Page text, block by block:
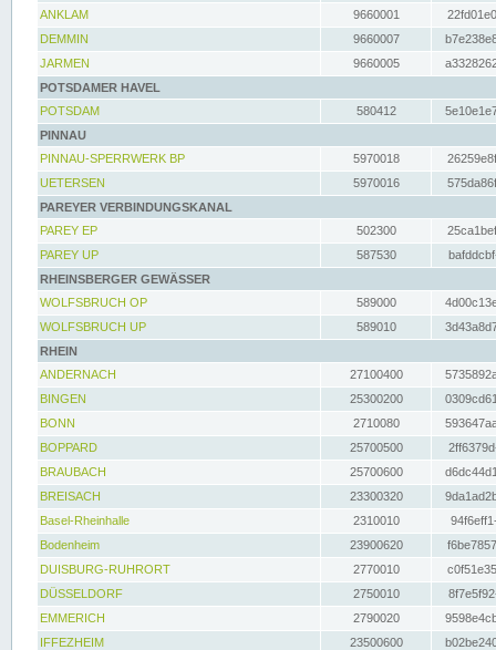
ANKLAM
9660001
DEMMIN
9660007
JARMEN
9660005
POTSDAMER HAVEL
POTSDAM
580412
PINNAU
PINNAU-SPERRWERK BP
5970018
UETERSEN
5970016
PAREYER VERBINDUNGSKANAL
PAREY EP
502300
PAREY UP
587530
RHEINSBERGER GEWÄSSER
WOLFSBRUCH OP
589000
WOLFSBRUCH UP
589010
RHEIN
ANDERNACH
27100400
BINGEN
25300200
BONN
2710080
BOPPARD
25700500
BRAUBACH
25700600
BREISACH
23300320
Basel-Rheinhalle
2310010
Bodenheim
23900620
DUISBURG-RUHRORT
2770010
DÜSSELDORF
2750010
EMMERICH
2790020
IFFEZHEIM
23500600